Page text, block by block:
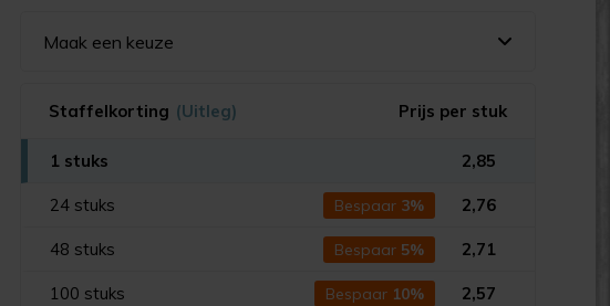
Maak een keuze
Staffelkorting (Uitleg) Prijs per stuk
1 stuks 2,85
24 stuks Bespaar 3% 2,76
48 stuks Bespaar 5% 2,71
100 stuks Bespaar 10% 2,57